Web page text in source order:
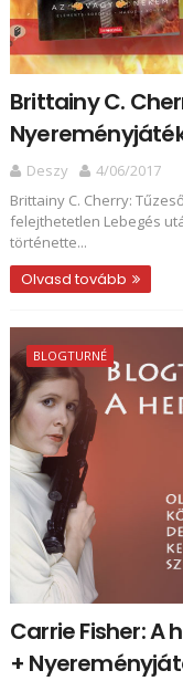
Brittainy C.
Deszy
4/06/2017
Brittainy C. Cherry:
felejthetetlen Lebegés
történette...
Olvasd tovább
BLOGTURNÉ
Carrie Fisher: A
+